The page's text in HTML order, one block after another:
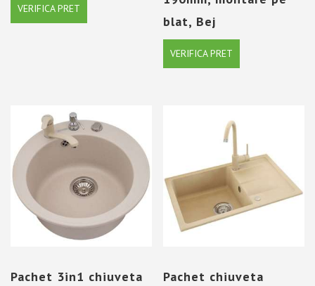
VERIFICA PRET
blat, Bej
VERIFICA PRET
Pachet 3in1 chiuveta
Pachet chiuveta